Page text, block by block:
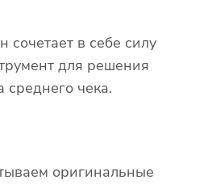
в себе силу
для решения
чека.
оригинальные